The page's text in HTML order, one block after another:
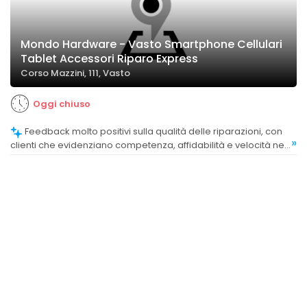
Mondo Hardware - Vasto Smartphone Cellulari
Tablet Accessori Riparo Express
Corso Mazzini, 111, Vasto
Oggi chiuso
clienti che evidenziano competenza, affidabilità e velocità nel »